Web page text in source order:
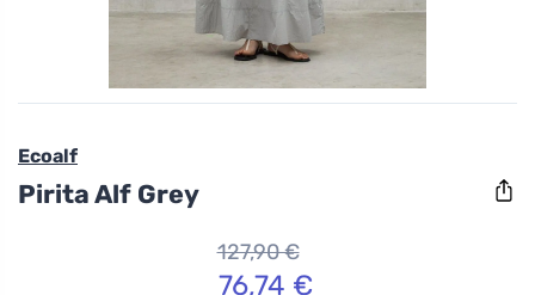
Ecoalf
Pirita Alf Grey
127,90 €
76,74 €